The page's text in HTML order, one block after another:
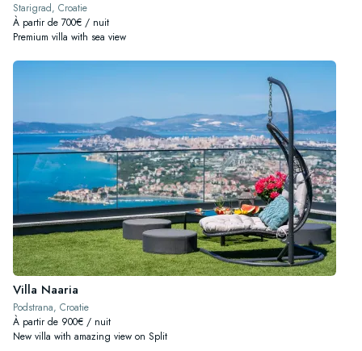
Starigrad, Croatie
À partir de 700€ / nuit
Premium villa with sea view
Villa Naaria
Podstrana, Croatie
À partir de 900€ / nuit
New villa with amazing view on Split